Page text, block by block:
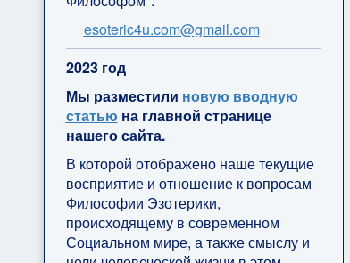
esoteric4u.com@gmail.com
2023 год
Мы разместили новую вводную
статью на главной странице
нашего сайта.
В которой отображено наше текущие
восприятие и отношение к вопросам
Философии Эзотерики,
происходящему в современном
Социальном мире, а также смыслу и